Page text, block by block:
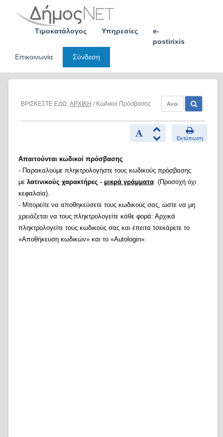
Τιμοκατάλογος Υπηρεσίες
e-
postirixis
Επικοινωνία
Σύνδεση
ΒΡΙΣΚΕΣΤΕ ΕΔΩ: ΑΡΧΙΚΗ / Κωδικοί Πρόσβασης
Εκτύπωση
Απαιτούνται κωδικοί πρόσβασης
- Παρακαλούμε πληκτρολογήστε τους κωδικούς πρόσβασης
με λατινικούς χαρακτήρες - μικρά γράμματα(Προσοχή όχι
κεφαλαία).
- Μπορείτε να αποθηκεύσετε τους κωδικούς σας, ώστε να μη
χρειάζεται να τους πληκτρολογείτε κάθε φορά: Αρχικά
πληκτρολογείτε τους κωδικούς σας και έπειτα τσεκάρετε το
«Αποθήκευση κωδικών» και το «Autologin».